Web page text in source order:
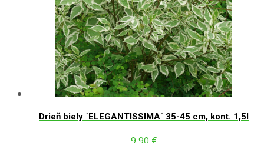
Drieň biely ´ELEGANTISSIMA´ 35-45 cm, kont. 1,5l